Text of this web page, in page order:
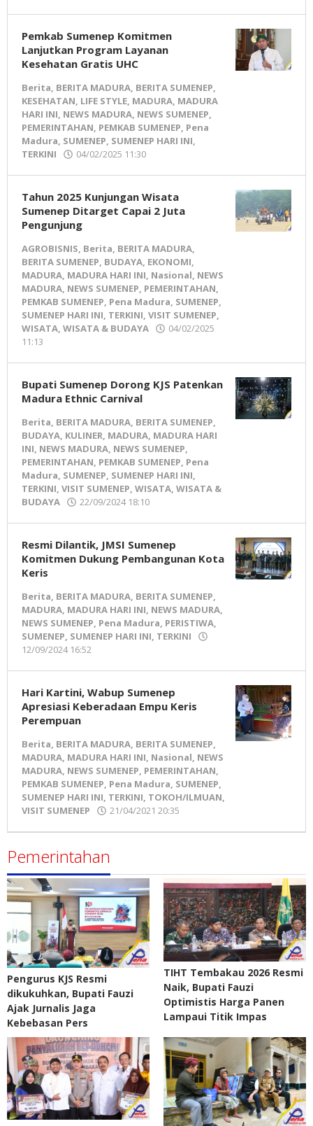
Pemkab Sumenep Komitmen
Lanjutkan Program Layanan
Kesehatan Gratis UHC
Berita, BERITA MADURA, BERITA SUMENEP,
KESEHATAN, LIFE STYLE, MADURA, MADURA
HARI INI, NEWS MADURA, NEWS SUMENEP,
PEMERINTAHAN, PEMKAB SUMENEP, Pena
Madura, SUMENEP, SUMENEP HARI INI,
TERKINI
04/02/2025 11:30
Tahun 2025 Kunjungan Wisata
Sumenep Ditarget Capai 2 Juta
Pengunjung
AGROBISNIS, Berita, BERITA MADURA,
BERITA SUMENEP, BUDAYA, EKONOMI,
MADURA, MADURA HARI INI, Nasional, NEWS
MADURA, NEWS SUMENEP, PEMERINTAHAN,
PEMKAB SUMENEP, Pena Madura, SUMENEP,
SUMENEP HARI INI, TERKINI, VISIT SUMENEP,
WISATA, WISATA & BUDAYA
04/02/2025
11:13
Bupati Sumenep Dorong KJS Patenkan
Madura Ethnic Carnival
Berita, BERITA MADURA, BERITA SUMENEP,
BUDAYA, KULINER, MADURA, MADURA HARI
INI, NEWS MADURA, NEWS SUMENEP,
PEMERINTAHAN, PEMKAB SUMENEP, Pena
Madura, SUMENEP, SUMENEP HARI INI,
TERKINI, VISIT SUMENEP, WISATA, WISATA &
BUDAYA
22/09/2024 18:10
Resmi Dilantik, JMSI Sumenep
Komitmen Dukung Pembangunan Kota
Keris
Berita, BERITA MADURA, BERITA SUMENEP,
MADURA, MADURA HARI INI, NEWS MADURA,
NEWS SUMENEP, Pena Madura, PERISTIWA,
SUMENEP, SUMENEP HARI INI, TERKINI
12/09/2024 16:52
Hari Kartini, Wabup Sumenep
Apresiasi Keberadaan Empu Keris
Perempuan
Berita, BERITA MADURA, BERITA SUMENEP,
MADURA, MADURA HARI INI, Nasional, NEWS
MADURA, NEWS SUMENEP, PEMERINTAHAN,
PEMKAB SUMENEP, Pena Madura, SUMENEP,
SUMENEP HARI INI, TERKINI, TOKOH/ILMUAN,
VISIT SUMENEP
21/04/2021 20:35
Madura
Pemerintahan
Pengurus KJS Resmi
dikukuhkan, Bupati Fauzi
Ajak Jurnalis Jaga
Kebebasan Pers
TIHT Tembakau 2026 Resmi
Naik, Bupati Fauzi
Optimistis Harga Panen
Lampaui Titik Impas